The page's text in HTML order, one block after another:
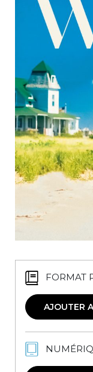
Nouveautés
Numérique
Livres audio
Meilleurs vendeurs
Page vedette
AUTEURS
À PROPOS
CONTACT
FORMAT
AJOUTER